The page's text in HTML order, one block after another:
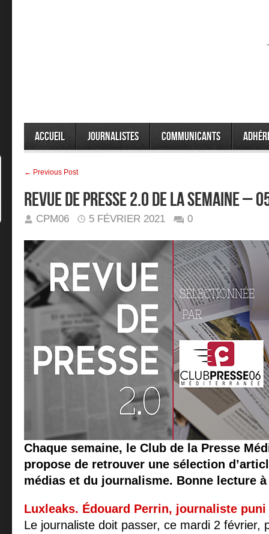
Accueil Journalistes Communicants
← Previous Post
Revue de presse 2.0 de la semaine –
CPM06 5 FÉVRIER 2021 0
Chaque semaine, le Club de la Presse
propose de retrouver une sélection
médias et du journalisme. Bonne lecture
Luxleaks. Édouard Perrin, journaliste puni
Le journaliste doit passer, ce mardi 2 février,